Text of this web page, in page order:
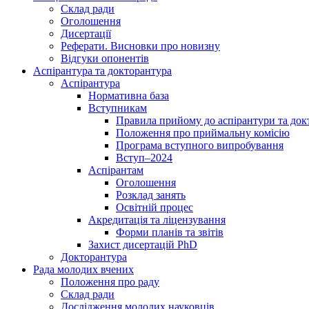
Склад ради
Оголошення
Дисертації
Реферати. Висновки про новизну
Відгуки опонентів
Аспірантура та докторантура
Аспірантура
Нормативна база
Вступникам
Правила прийому до аспірантури та
Положення про приймальну комісію
Програма вступного випробування
Вступ–2024
Аспірантам
Оголошення
Розклад занять
Освітній процес
Акредитація та ліцензування
Форми планів та звітів
Захист дисертацій PhD
Докторантура
Рада молодих вчених
Положення про раду
Склад ради
Дослідження молодих науковців